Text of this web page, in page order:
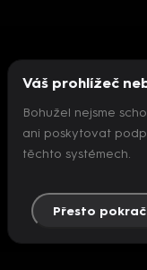
Váš prohlížeč
Bohužel nejsme
ani poskytovat
těchto systémech.
Přesto